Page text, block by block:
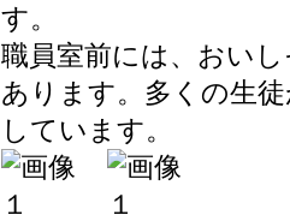
す。
職員室前には、おい
あります。多くの生
しています。